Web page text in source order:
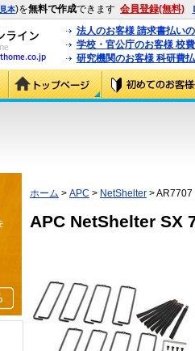
見本)を無料で作成できます 会員登録(無料)
法人のお客様 請求書払い
学校・官公庁のお客様 校
研究機関のお客様 科研費
ホーム > APC > NetShelter > AR7707
APC NetShelter SX